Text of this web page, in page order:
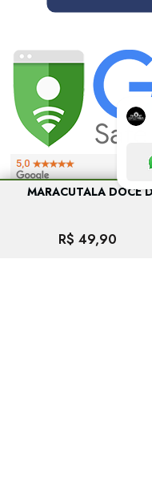
MARACUTALA DOCE
R$ 49,90